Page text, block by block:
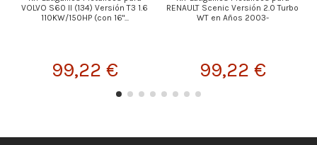
VOLVO S60 II (134) Versión T3 1.6
110KW/150HP (con 16"...
99,22 €
RENAULT Scenic Versión 2.0 Turbo
WT en Años 2003-
99,22 €